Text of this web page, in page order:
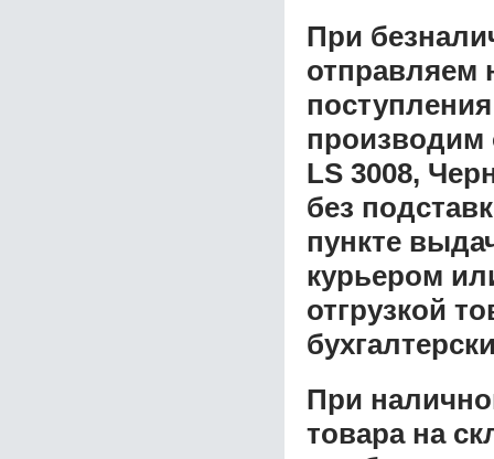
При
отправляем
производим
LS 3008,
без
пункте
курьером
отгрузкой
При
товара на